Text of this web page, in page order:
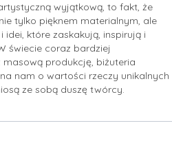
wyjątkową, to fakt, że
tylko pięknem materialnym, ale
idei, które zaskakują, inspirują i
świecie coraz bardziej
produkcję, biżuteria
nam o wartości rzeczy unikalnych
ze sobą duszę twórcy.